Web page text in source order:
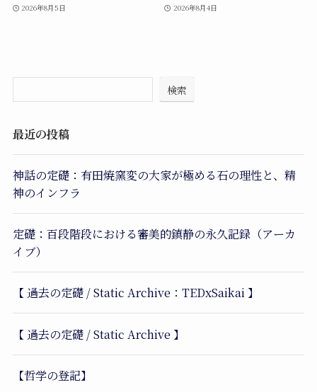
2026年8月5日 2026年8月4日
検索
最近の投稿
神話の定礎：有田焼窯変の大家が極める石の理性と、精
神のインフラ
定礎：百段階段における審美的鎮静の永久記録（アーカ
イブ）
【 過去の定礎 / Static Archive：TEDxSaikai 】
【 過去の定礎 / Static Archive 】
【哲学の登記】